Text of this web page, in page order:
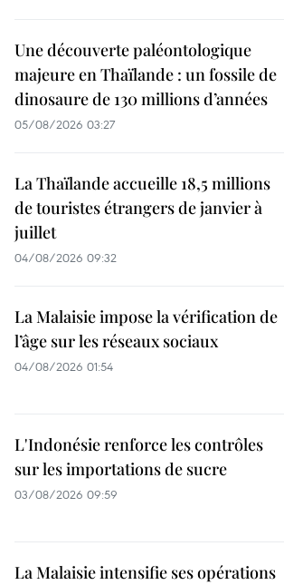
Une découverte paléontologique
majeure en Thaïlande : un fossile de
dinosaure de 130 millions d’années
05/08/2026 03:27
La Thaïlande accueille 18,5 millions
de touristes étrangers de janvier à
juillet
04/08/2026 09:32
La Malaisie impose la vérification de
l’âge sur les réseaux sociaux
04/08/2026 01:54
L'Indonésie renforce les contrôles
sur les importations de sucre
03/08/2026 09:59
La Malaisie intensifie ses opérations